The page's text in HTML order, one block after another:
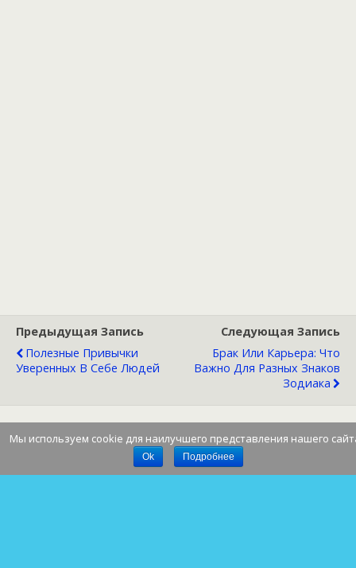
Предыдущая Запись
Полезные Привычки
Уверенных В Себе Людей
Следующая Запись
Брак Или Карьера: Что
Важно Для Разных Знаков
Зодиака
Мы используем cookie для наилучшего представления нашего
Ok Подробнее
Наверх